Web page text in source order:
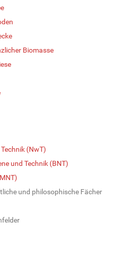
Biomasse
(NwT)
und Technik (BNT)
und philosophische Fächer